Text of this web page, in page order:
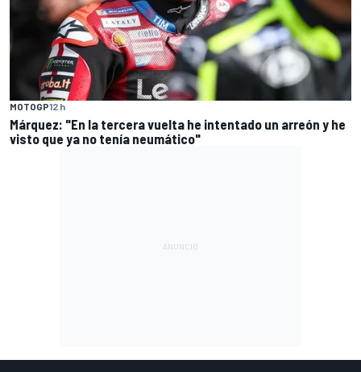
MOTOGP12 h
Márquez: "En la tercera vuelta he intentado un arreón y he
visto que ya no tenía neumático"